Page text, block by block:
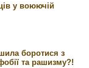
у воюючій
боротися з
та рашизму?!